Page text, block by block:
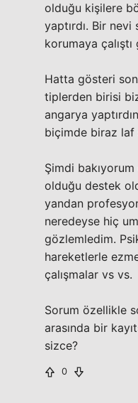
olduğu kişilere
yaptırdı. Bir
korumaya
Hatta gösteri
tiplerden birisi
angarya
biçimde biraz laf
Şimdi
olduğu destek
yandan
neredeyse hiç
gözlemledim.
hareketlerle
çalışmalar vs vs.
Sorum özellikle
arasında bir
sizce?
0